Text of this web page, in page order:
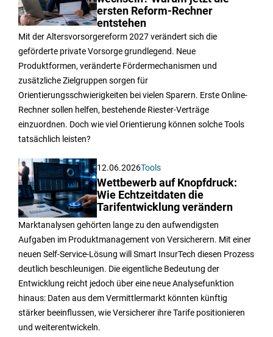
ersten Reform-Rechner
entstehen
Mit der Altersvorsorgereform 2027 verändert sich die
geförderte private Vorsorge grundlegend. Neue
Produktformen, veränderte Fördermechanismen und
zusätzliche Zielgruppen sorgen für
Orientierungsschwierigkeiten bei vielen Sparern. Erste Online-
Rechner sollen helfen, bestehende Riester-Verträge
einzuordnen. Doch wie viel Orientierung können solche Tools
tatsächlich leisten?
12.06.2026Tools
Wettbewerb auf Knopfdruck:
Wie Echtzeitdaten die
Tarifentwicklung verändern
Marktanalysen gehörten lange zu den aufwendigsten
Aufgaben im Produktmanagement von Versicherern. Mit einer
neuen Self-Service-Lösung will Smart InsurTech diesen Prozess
deutlich beschleunigen. Die eigentliche Bedeutung der
Entwicklung reicht jedoch über eine neue Analysefunktion
hinaus: Daten aus dem Vermittlermarkt könnten künftig
stärker beeinflussen, wie Versicherer ihre Tarife positionieren
und weiterentwickeln.